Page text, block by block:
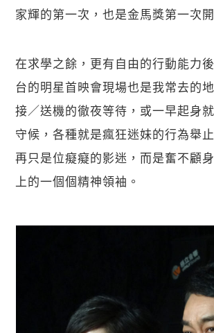
家輝的第一次，也是金馬獎第一次
在求學之餘，更有自由的行動能力
台的明星首映會現場也是我常去的
接／送機的徹夜等待，或一早起身
守候，各種就是瘋狂迷妹的行為舉
再只是位癡癡的影迷，而是奮不顧
上的一個個精神領袖。